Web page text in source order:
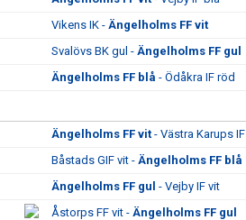
Vikens IK - Ängelholms FF vit
Svalövs BK gul - Ängelholms FF gul
Ängelholms FF blå - Ödåkra IF röd
Ängelholms FF vit - Västra Karups IF
Båstads GIF vit - Ängelholms FF blå
Ängelholms FF gul - Vejby IF vit
Åstorps FF vit - Ängelholms FF gul